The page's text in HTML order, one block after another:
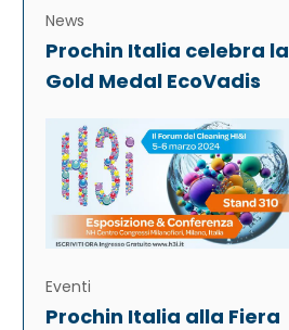
News
Prochin Italia celebra la
Gold Medal EcoVadis
Eventi
Prochin Italia alla Fiera